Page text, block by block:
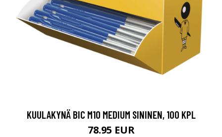
KUULAKYNÄ BIC M10 MEDIUM SININEN, 100 KPL
78.95 EUR